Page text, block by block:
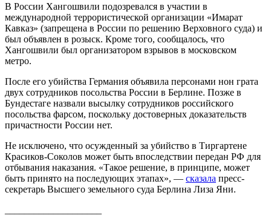
В России Хангошвили подозревался в участии в
международной террористической организации «Имарат
Кавказ» (запрещена в России по решению Верховного суда) и
был объявлен в розыск. Кроме того, сообщалось, что
Хангошвили был организатором взрывов в московском
метро.
После его убийства Германия объявила персонами нон грата
двух сотрудников посольства России в Берлине. Позже в
Бундестаге назвали высылку сотрудников российского
посольства фарсом, поскольку достоверных доказательств
причастности России нет.
Не исключено, что осужденный за убийство в Тиргартене
Красиков-Соколов может быть впоследствии передан РФ для
отбывания наказания. «Такое решение, в принципе, может
быть принято на последующих этапах», — сказала пресс-
секретарь Высшего земельного суда Берлина Лиза Яни.